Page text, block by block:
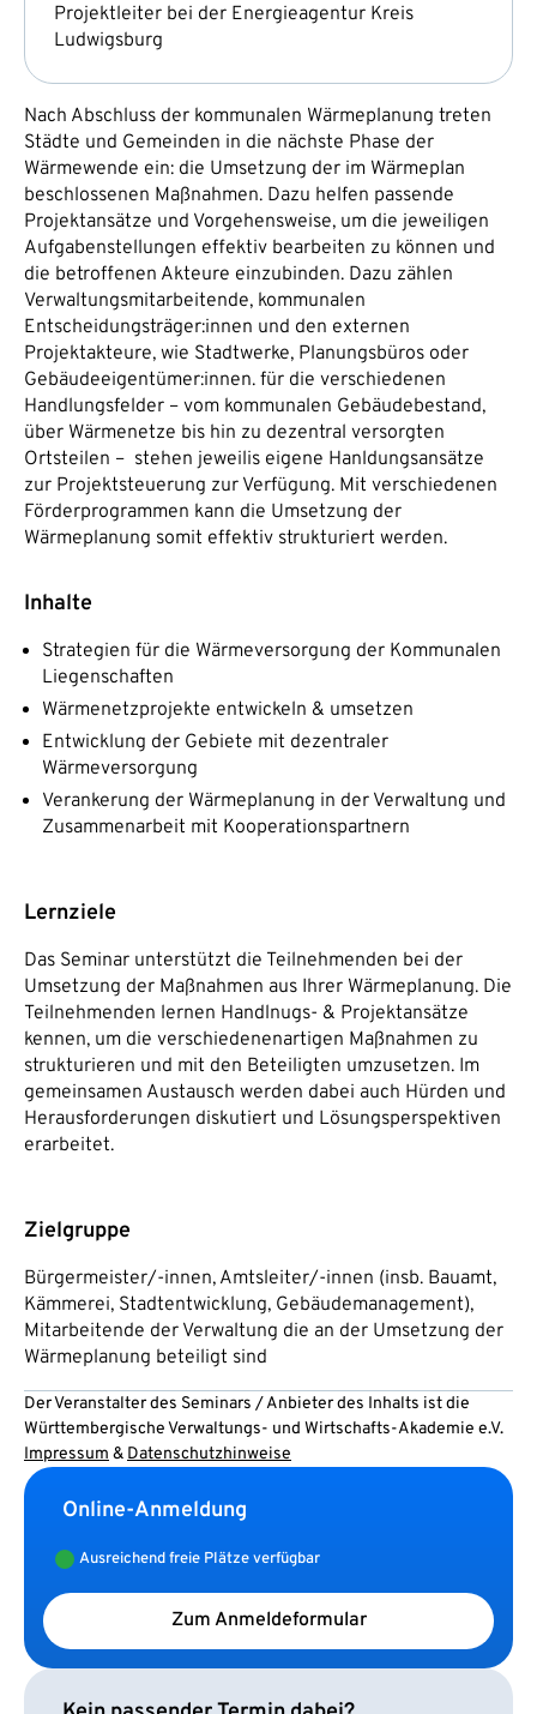
Projektleiter bei der Energieagentur Kreis
Ludwigsburg
Nach Abschluss der kommunalen Wärmeplanung treten
Städte und Gemeinden in die nächste Phase der
Wärmewende ein: die Umsetzung der im Wärmeplan
beschlossenen Maßnahmen. Dazu helfen passende
Projektansätze und Vorgehensweise, um die jeweiligen
Aufgabenstellungen effektiv bearbeiten zu können und
die betroffenen Akteure einzubinden. Dazu zählen
Verwaltungsmitarbeitende, kommunalen
Entscheidungsträger:innen und den externen
Projektakteure, wie Stadtwerke, Planungsbüros oder
Gebäudeeigentümer:innen. für die verschiedenen
Handlungsfelder – vom kommunalen Gebäudebestand,
über Wärmenetze bis hin zu dezentral versorgten
Ortsteilen – stehen jeweilis eigene Hanldungsansätze
zur Projektsteuerung zur Verfügung. Mit verschiedenen
Förderprogrammen kann die Umsetzung der
Wärmeplanung somit effektiv strukturiert werden.
Inhalte
Strategien für die Wärmeversorgung der Kommunalen
Liegenschaften
Wärmenetzprojekte entwickeln & umsetzen
Entwicklung der Gebiete mit dezentraler
Wärmeversorgung
Verankerung der Wärmeplanung in der Verwaltung und
Zusammenarbeit mit Kooperationspartnern
Lernziele
Das Seminar unterstützt die Teilnehmenden bei der
Umsetzung der Maßnahmen aus Ihrer Wärmeplanung. Die
Teilnehmenden lernen Handlnugs- & Projektansätze
kennen, um die verschiedenenartigen Maßnahmen zu
strukturieren und mit den Beteiligten umzusetzen. Im
gemeinsamen Austausch werden dabei auch Hürden und
Herausforderungen diskutiert und Lösungsperspektiven
erarbeitet.
Zielgruppe
Bürgermeister/-innen, Amtsleiter/-innen (insb. Bauamt,
Kämmerei, Stadtentwicklung, Gebäudemanagement),
Mitarbeitende der Verwaltung die an der Umsetzung der
Wärmeplanung beteiligt sind
Der Veranstalter des Seminars / Anbieter des Inhalts ist die
Württembergische Verwaltungs- und Wirtschafts-Akademie e.V.
Impressum & Datenschutzhinweise
Online-Anmeldung
Ausreichend freie Plätze verfügbar
Zum Anmeldeformular